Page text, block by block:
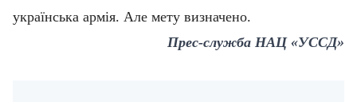
українська армія. Але мету визначено.
Прес-служба НАЦ «УССД»